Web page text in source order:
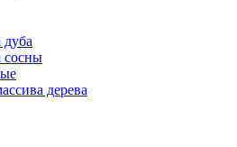
сосны
дерева